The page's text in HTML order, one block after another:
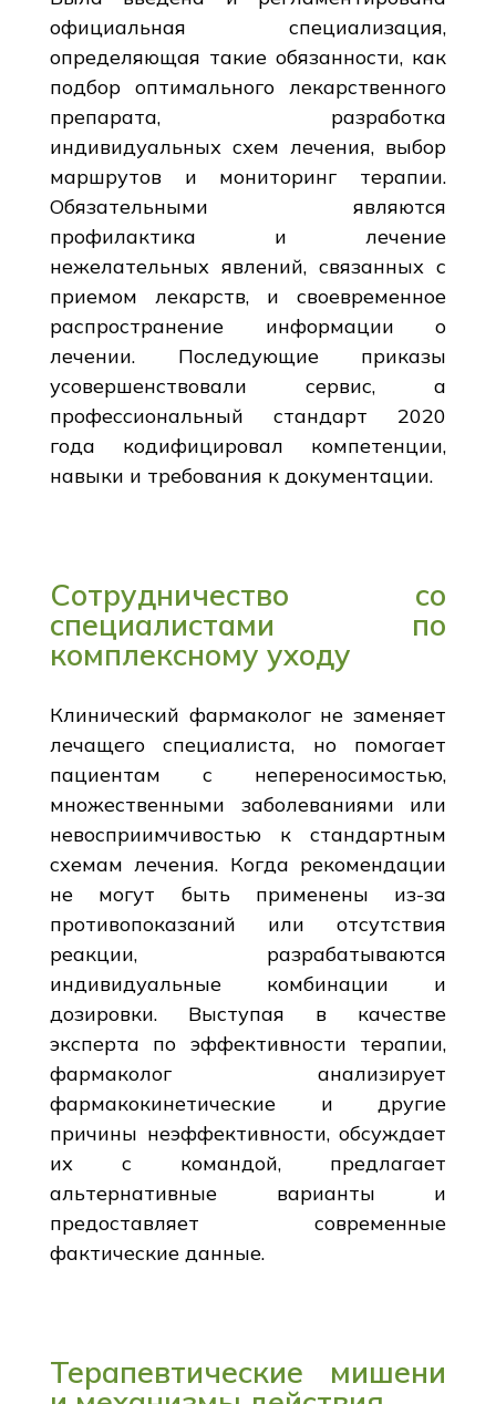
официальная специализация,
определяющая такие обязанности, как
подбор оптимального лекарственного
препарата, разработка
индивидуальных схем лечения, выбор
маршрутов и мониторинг терапии.
Обязательными являются
профилактика и лечение
нежелательных явлений, связанных с
приемом лекарств, и своевременное
распространение информации о
лечении. Последующие приказы
усовершенствовали сервис, а
профессиональный стандарт 2020
года кодифицировал компетенции,
навыки и требования к документации.
Сотрудничество со
специалистами по
комплексному уходу
Клинический фармаколог не заменяет
лечащего специалиста, но помогает
пациентам с непереносимостью,
множественными заболеваниями или
невосприимчивостью к стандартным
схемам лечения. Когда рекомендации
не могут быть применены из-за
противопоказаний или отсутствия
реакции, разрабатываются
индивидуальные комбинации и
дозировки. Выступая в качестве
эксперта по эффективности терапии,
фармаколог анализирует
фармакокинетические и другие
причины неэффективности, обсуждает
их с командой, предлагает
альтернативные варианты и
предоставляет современные
фактические данные.
Терапевтические мишени